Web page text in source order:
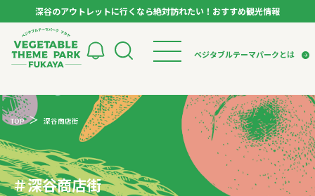
深谷のアウトレットに行くなら絶対訪れたい！おすすめ観光情報
ベジタブルテーマパークとは
検索
トップページ
モデルコース
スポット
イベント
ベジタブルテーマパークとは
VTPキャストミーティング
パートナー企業について
市長インタビュー
生産者インタビュー
アンバサダー
お役立ち情報
TOP 深谷商店街
＃深谷商店街